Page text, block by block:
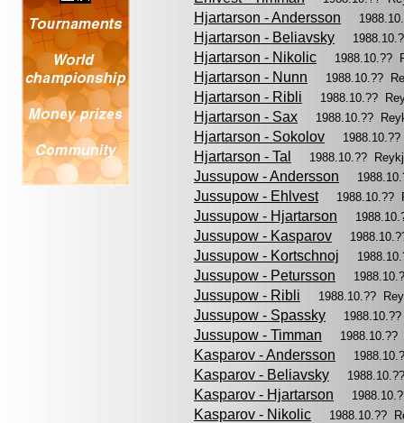
Hjartarson - Andersson
Hjartarson - Beliavsky
Hjartarson - Nikolic 1988.10.??
Hjartarson - Nunn 1988.10.??
Hjartarson - Ribli 1988.10.??
Hjartarson - Sax 1988.10.??
Hjartarson - Sokolov
Hjartarson - Tal 1988.10.??
Jussupow - Andersson
Jussupow - Ehlvest
Jussupow - Hjartarson
Jussupow - Kasparov
Jussupow - Kortschnoj
Jussupow - Petursson
Jussupow - Ribli 1988.10.??
Jussupow - Spassky
Jussupow - Timman
Kasparov - Andersson
Kasparov - Beliavsky
Kasparov - Hjartarson
Kasparov - Nikolic 1988.10.??